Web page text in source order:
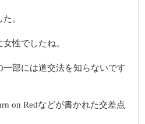
。
性でしたね。
部には道交法を知らないです
on Redなどが書かれた交差点